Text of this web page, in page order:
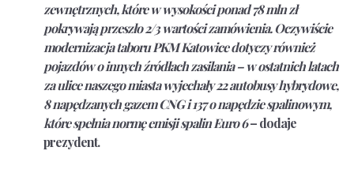
zewnętrznych, które w wysokości ponad 78 mln zł
pokrywają przeszło 2/3 wartości zamówienia. Oczywiście
modernizacja taboru PKM Katowice dotyczy również
pojazdów o innych źródłach zasilania – w ostatnich latach
za ulice naszego miasta wyjechały 22 autobusy hybrydowe,
8 napędzanych gazem CNG i 137 o napędzie spalinowym,
które spełnia normę emisji spalin Euro 6– dodaje
prezydent.